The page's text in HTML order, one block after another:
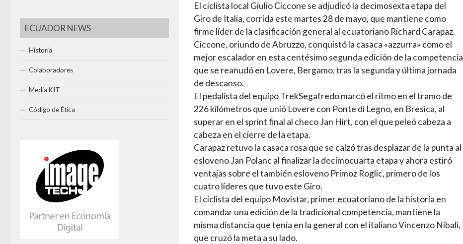
El ciclista local Giulio Ciccone se adjudicó la decimosexta etapa del
Giro de Italia, corrida este martes 28 de mayo, que mantiene como
firme líder de la clasificación general al ecuatoriano Richard Carapaz.
Ciccone, oriundo de Abruzzo, conquistó la casaca «azzurra» como el
mejor escalador en esta centésimo segunda edición de la competencia
que se reanudó en Lovere, Bergamo, tras la segunda y última jornada
de descanso.
El pedalista del equipo TrekSegafredo marcó el ritmo en el tramo de
226 kilómetros que unió Lovere con Ponte di Legno, en Bresica, al
superar en el sprint final al checo Jan Hirt, con el que peleó cabeza a
cabeza en el cierre de la etapa.
Carapaz retuvo la casaca rosa que se calzó tras desplazar de la punta al
esloveno Jan Polanc al finalizar la decimocuarta etapa y ahora estiró
ventajas sobre el también esloveno Primoz Roglic, primero de los
cuatro líderes que tuvo este Giro.
El ciclista del equipo Movistar, primer ecuatoriano de la historia en
comandar una edición de la tradicional competencia, mantiene la
misma distancia que tenía en la general con el italiano Vincenzo Nibali,
que cruzó la meta a su lado.
ECUADOR NEWS
Historia
Colaboradores
Media KIT
Código de Ética